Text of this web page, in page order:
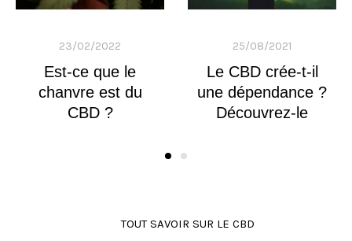
23/02/2022
Est-ce que le
chanvre est du
CBD ?
25/08/2021
Le CBD crée-t-il
une dépendance ?
Découvrez-le
TOUT SAVOIR SUR LE CBD